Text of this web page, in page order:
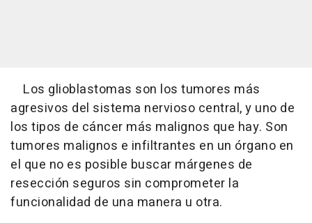
Los glioblastomas son los tumores más
agresivos del sistema nervioso central, y uno de
los tipos de cáncer más malignos que hay. Son
tumores malignos e infiltrantes en un órgano en
el que no es posible buscar márgenes de
resección seguros sin comprometer la
funcionalidad de una manera u otra.